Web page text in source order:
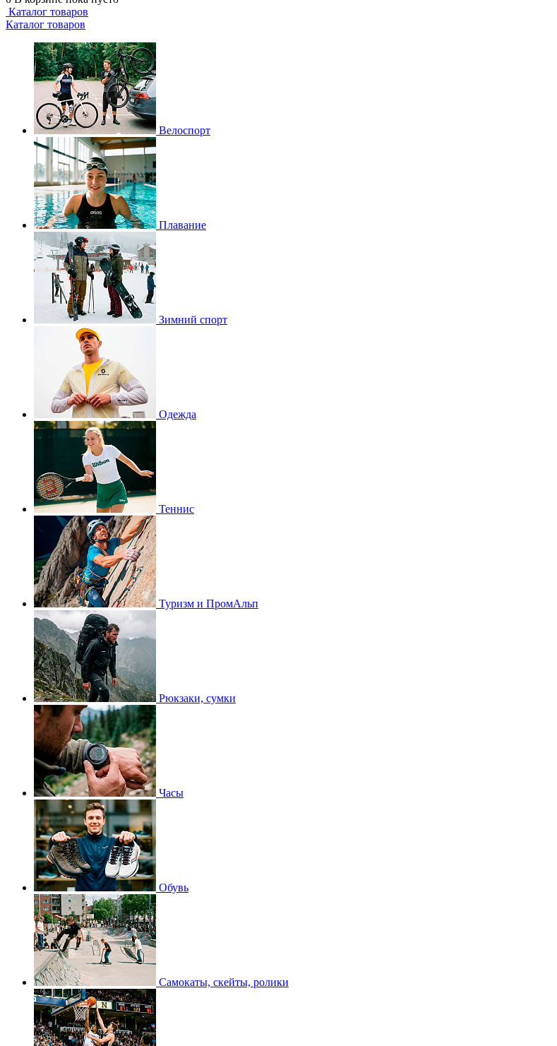
Каталог товаров
Каталог товаров
Велоспорт
Плавание
Зимний спорт
Одежда
Теннис
Туризм и ПромАльп
Рюкзаки, сумки
Часы
Обувь
Самокаты, скейты, ролики